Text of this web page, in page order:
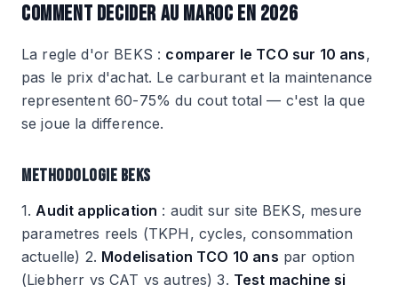
COMMENT DECIDER AU MAROC EN 2026
La regle d'or BEKS : comparer le TCO sur 10 ans,
pas le prix d'achat. Le carburant et la maintenance
representent 60-75% du cout total — c'est la que
se joue la difference.
METHODOLOGIE BEKS
1.Audit application : audit sur site BEKS, mesure
parametres reels (TKPH, cycles, consommation
actuelle) 2. Modelisation TCO 10 ans par option
(Liebherr vs CAT vs autres) 3. Test machine si